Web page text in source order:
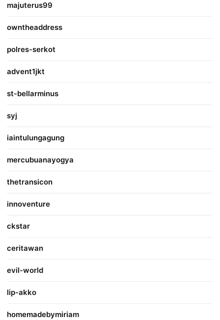
majuterus99
owntheaddress
polres-serkot
advent1jkt
st-bellarminus
syj
iaintulungagung
mercubuanayogya
thetransicon
innoventure
ckstar
ceritawan
evil-world
lip-akko
homemadebymiriam